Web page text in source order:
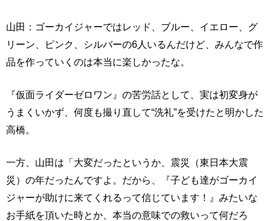
山田：ゴーカイジャーではレッド、ブルー、イエロー、グ
リーン、ピンク、シルバーの6人いるんだけど、みんなで作
品を作っていくのは本当に楽しかったな。
『仮面ライダーゼロワン』の苦労話として、実は初変身が
うまくいかず、何度も撮り直して“洗礼”を受けたと明かした
高橋。
一方、山田は「大変だったというか、震災（東日本大震
災）の年だったんですよ。だから、『子ども達がゴーカイ
ジャーが助けに来てくれるって信じています！』みたいな
お手紙を頂いた時とか、本当の意味での救いって何だろ